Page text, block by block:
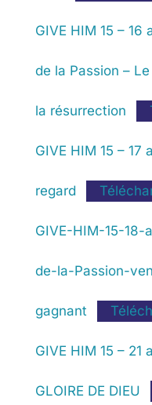
GIVE HIM 15 –
de la Passion –
la résurrection
GIVE HIM 15 – 17
regard
GIVE-HIM-15-
de-la-Passion-
gagnant
GIVE HIM 15 – 21
GLOIRE DE DIEU